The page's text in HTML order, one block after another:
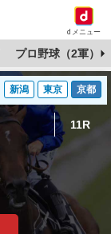
dメニュー
プロ野球（2軍）
新潟 東京 京都
11R